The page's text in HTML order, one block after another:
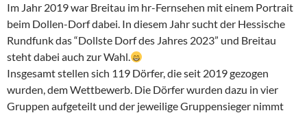
Im Jahr 2019 war Breitau im hr-Fernsehen mit einem Portrait
beim Dollen-Dorf dabei. In diesem Jahr sucht der Hessische
Rundfunk das “Dollste Dorf des Jahres 2023” und Breitau
steht dabei auch zur Wahl.
Insgesamt stellen sich 119 Dörfer, die seit 2019 gezogen
wurden, dem Wettbewerb. Die Dörfer wurden dazu in vier
Gruppen aufgeteilt und der jeweilige Gruppensieger nimmt